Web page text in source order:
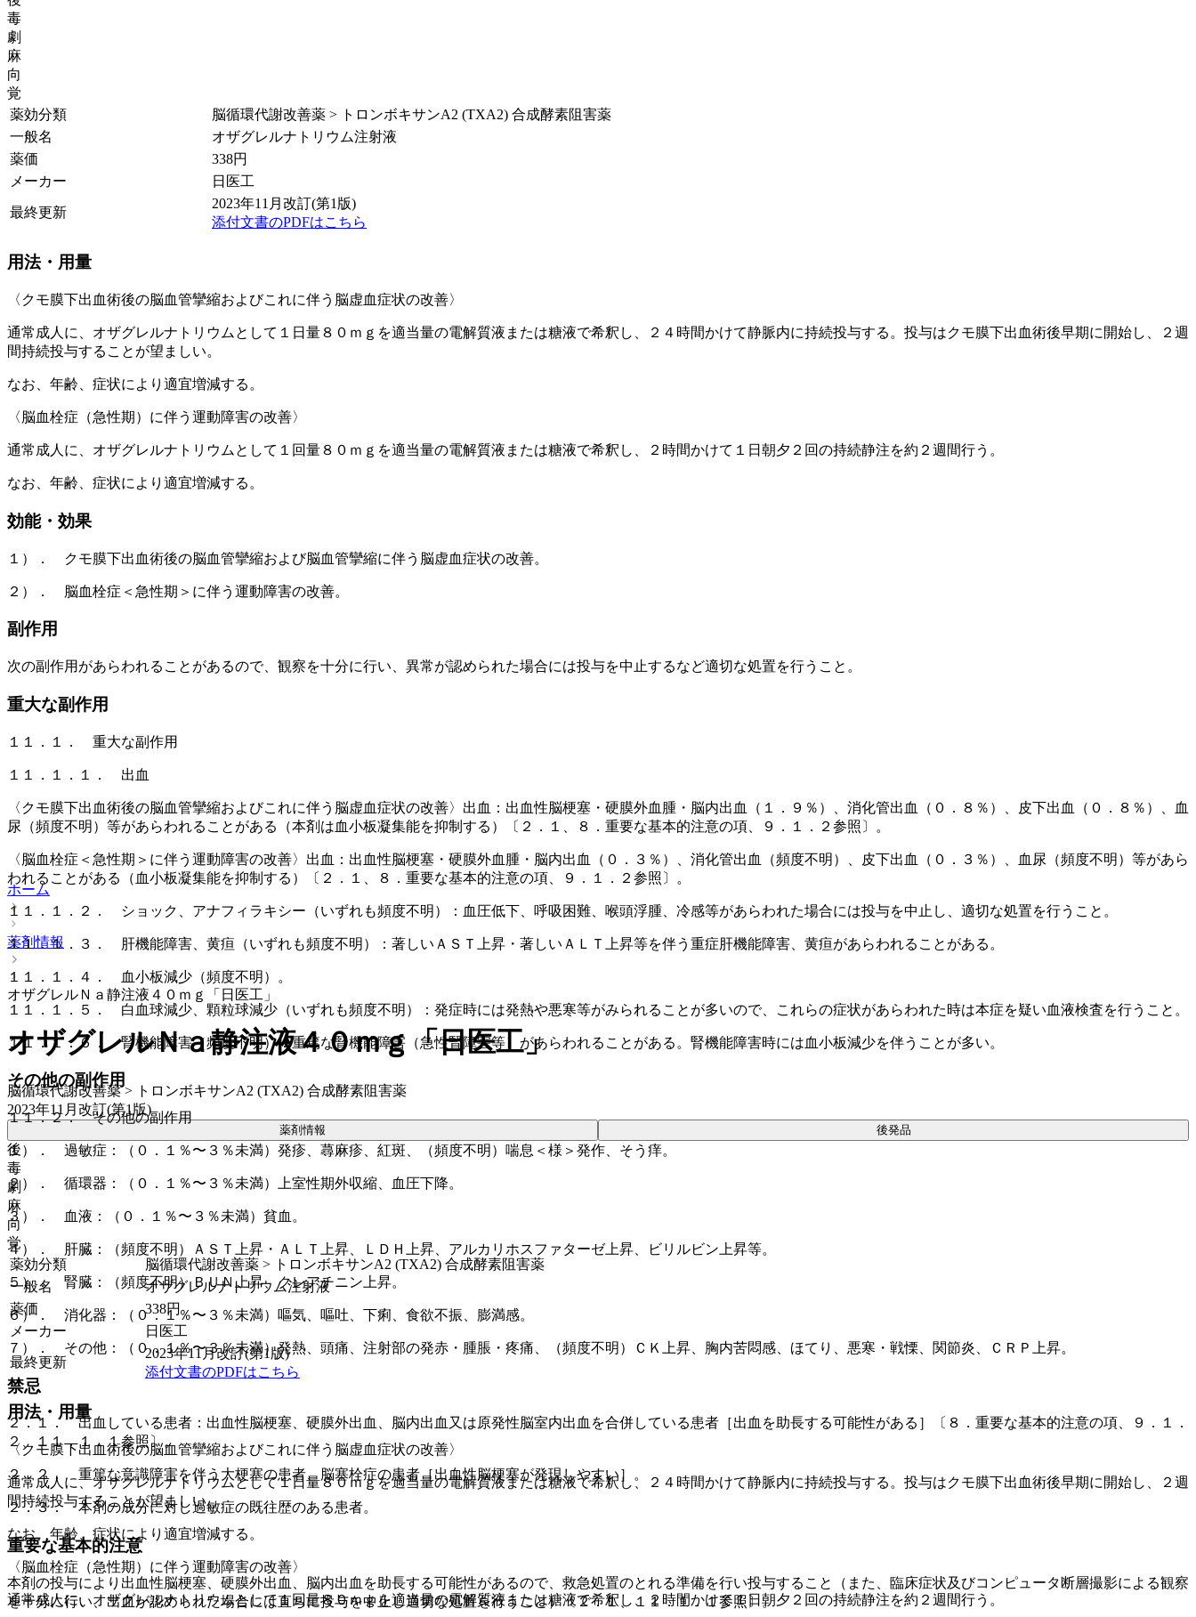
毒
劇
麻
向
覚
薬効分類
脳循環代謝改善薬 > トロンボキサンA2 (TXA2) 合成酵素阻害薬
一般名
オザグレルナトリウム注射液
薬価
338円
メーカー
日医工
最終更新
2023年11月改訂(第1版)
添付文書のPDFはこちら
用法・用量
〈クモ膜下出血術後の脳血管攣縮およびこれに伴う脳虚血症状の改善〉
通常成人に、オザグレルナトリウムとして１日量８０ｍｇを適当量の電解質液または糖液で希釈し、２４時間かけて静脈内に持続投与する。投与はクモ膜下出血術後早期に開始し、２週
間持続投与することが望ましい。
なお、年齢、症状により適宜増減する。
〈脳血栓症（急性期）に伴う運動障害の改善〉
通常成人に、オザグレルナトリウムとして１回量８０ｍｇを適当量の電解質液または糖液で希釈し、２時間かけて１日朝夕２回の持続静注を約２週間行う。
なお、年齢、症状により適宜増減する。
効能・効果
１）． クモ膜下出血術後の脳血管攣縮および脳血管攣縮に伴う脳虚血症状の改善。
２）． 脳血栓症＜急性期＞に伴う運動障害の改善。
副作用
次の副作用があらわれることがあるので、観察を十分に行い、異常が認められた場合には投与を中止するなど適切な処置を行うこと。
重大な副作用
１１．１． 重大な副作用
１１．１．１． 出血
〈クモ膜下出血術後の脳血管攣縮およびこれに伴う脳虚血症状の改善〉出血：出血性脳梗塞・硬膜外血腫・脳内出血（１．９％）、消化管出血（０．８％）、皮下出血（０．８％）、血
尿（頻度不明）等があらわれることがある（本剤は血小板凝集能を抑制する）〔２．１、８．重要な基本的注意の項、９．１．２参照〕。
〈脳血栓症＜急性期＞に伴う運動障害の改善〉出血：出血性脳梗塞・硬膜外血腫・脳内出血（０．３％）、消化管出血（頻度不明）、皮下出血（０．３％）、血尿（頻度不明）等があら
われることがある（血小板凝集能を抑制する）〔２．１、８．重要な基本的注意の項、９．１．２参照〕。
１１．１．２． ショック、アナフィラキシー（いずれも頻度不明）：血圧低下、呼吸困難、喉頭浮腫、冷感等があらわれた場合には投与を中止し、適切な処置を行うこと。
１１．１．３． 肝機能障害、黄疸（いずれも頻度不明）：著しいＡＳＴ上昇・著しいＡＬＴ上昇等を伴う重症肝機能障害、黄疸があらわれることがある。
１１．１．４． 血小板減少（頻度不明）。
１１．１．５． 白血球減少、顆粒球減少（いずれも頻度不明）：発症時には発熱や悪寒等がみられることが多いので、これらの症状があらわれた時は本症を疑い血液検査を行うこと。
１１．１．６． 腎機能障害（頻度不明）：重篤な腎機能障害（急性腎障害等）があらわれることがある。腎機能障害時には血小板減少を伴うことが多い。
その他の副作用
１１．２． その他の副作用
１）． 過敏症：（０．１％〜３％未満）発疹、蕁麻疹、紅斑、（頻度不明）喘息＜様＞発作、そう痒。
２）． 循環器：（０．１％〜３％未満）上室性期外収縮、血圧下降。
３）． 血液：（０．１％〜３％未満）貧血。
４）． 肝臓：（頻度不明）ＡＳＴ上昇・ＡＬＴ上昇、ＬＤＨ上昇、アルカリホスファターゼ上昇、ビリルビン上昇等。
５）． 腎臓：（頻度不明）ＢＵＮ上昇、クレアチニン上昇。
６）． 消化器：（０．１％〜３％未満）嘔気、嘔吐、下痢、食欲不振、膨満感。
７）． その他：（０．１％〜３％未満）発熱、頭痛、注射部の発赤・腫脹・疼痛、（頻度不明）ＣＫ上昇、胸内苦悶感、ほてり、悪寒・戦慄、関節炎、ＣＲＰ上昇。
禁忌
２．１． 出血している患者：出血性脳梗塞、硬膜外出血、脳内出血又は原発性脳室内出血を合併している患者［出血を助長する可能性がある］〔８．重要な基本的注意の項、９．１．
２、１１．１．１参照〕。
２．２． 重篤な意識障害を伴う大梗塞の患者、脳塞栓症の患者［出血性脳梗塞が発現しやすい］。
２．３． 本剤の成分に対し過敏症の既往歴のある患者。
重要な基本的注意
本剤の投与により出血性脳梗塞、硬膜外出血、脳内出血を助長する可能性があるので、救急処置のとれる準備を行い投与すること（また、臨床症状及びコンピュータ断層撮影による観察
を十分に行い、出血が認められた場合には直ちに投与を中止し適切な処置を行うこと）〔２．１、１１．１．１参照〕。
ホーム
薬剤情報
オザグレルＮａ静注液４０ｍｇ「日医工」
オザグレルＮａ静注液４０ｍｇ「日医工」
脳循環代謝改善薬 > トロンボキサンA2 (TXA2) 合成酵素阻害薬
2023年11月改訂(第1版)
薬剤情報 後発品
後
毒
劇
麻
向
覚
薬効分類
脳循環代謝改善薬 > トロンボキサンA2 (TXA2) 合成酵素阻害薬
一般名
オザグレルナトリウム注射液
薬価
338円
メーカー
日医工
最終更新
2023年11月改訂(第1版)
添付文書のPDFはこちら
用法・用量
〈クモ膜下出血術後の脳血管攣縮およびこれに伴う脳虚血症状の改善〉
通常成人に、オザグレルナトリウムとして１日量８０ｍｇを適当量の電解質液または糖液で希釈し、２４時間かけて静脈内に持続投与する。投与はクモ膜下出血術後早期に開始し、２週
間持続投与することが望ましい。
なお、年齢、症状により適宜増減する。
〈脳血栓症（急性期）に伴う運動障害の改善〉
通常成人に、オザグレルナトリウムとして１回量８０ｍｇを適当量の電解質液または糖液で希釈し、２時間かけて１日朝夕２回の持続静注を約２週間行う。